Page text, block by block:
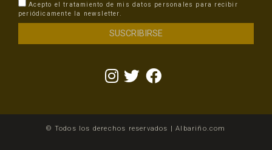
Acepto el tratamiento de mis datos personales para recibir
periódicamente la newsletter.
© Todos los derechos reservados | Albariño.com